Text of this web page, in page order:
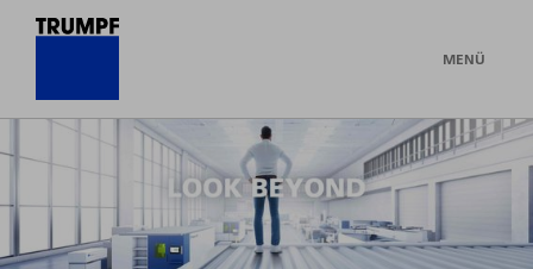
MENÜ